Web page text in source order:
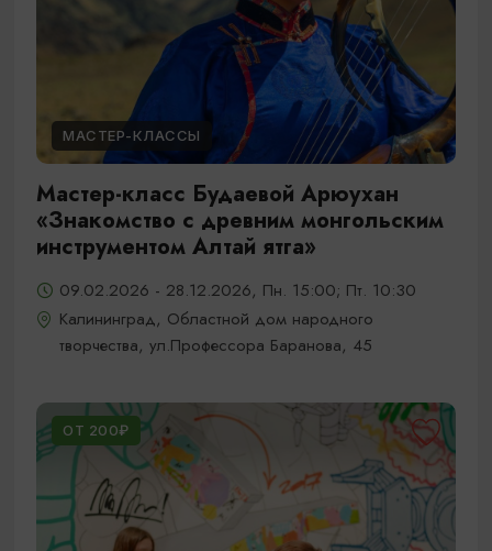
МАСТЕР-КЛАССЫ
Мастер-класс Будаевой Арюухан
«Знакомство с древним монгольским
инструментом Алтай ятга»
09.02.2026 - 28.12.2026, Пн. 15:00; Пт. 10:30
Калининград, Областной дом народного
творчества, ул.Профессора Баранова, 45
ОТ 200₽